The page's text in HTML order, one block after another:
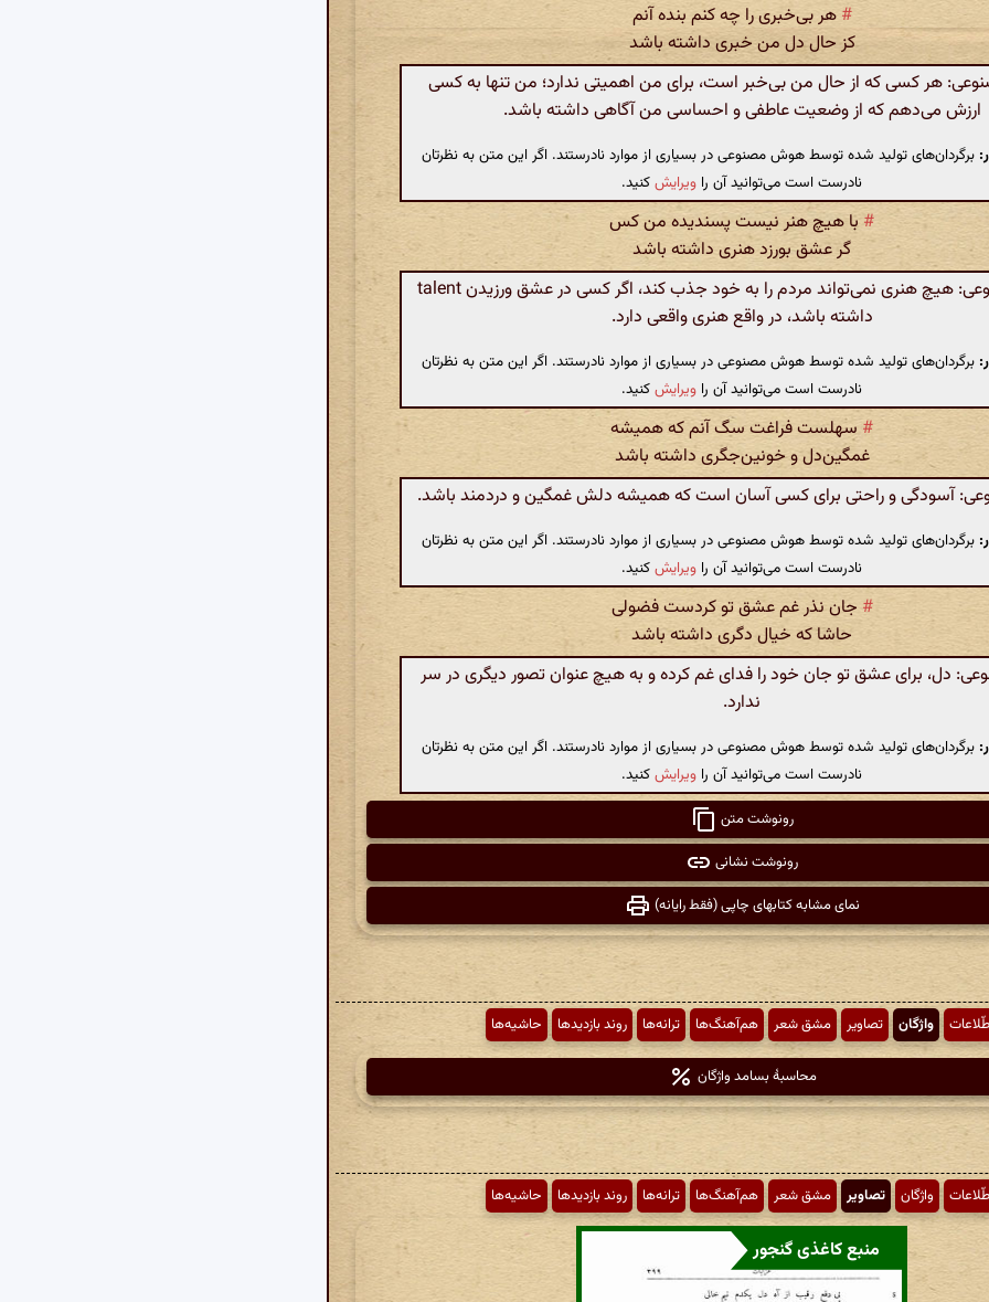
# هر بی‌خبری را چه کنم بنده آنم
کز حال دل من خبری داشته باشد
هر کسی که از حال من بی‌خبر است، برای من اهمیتی ندارد؛ من تنها به کسی
ارزش می‌دهم که از وضعیت عاطفی و احساسی من آگاهی داشته باشد.
برگردان‌های تولید شده توسط هوش مصنوعی در بسیاری از موارد نادرستند. اگر این متن به نظرتان
نادرست است می‌توانید آن را ویرایشکنید.
# با هیچ هنر نیست پسندیده من کس
گر عشق بورزد هنری داشته باشد
هوش مصنوعی: هیچ هنری نمی‌تواند مردم را به خود جذب کند، اگر کسی در عشق ورزیدن talent
داشته باشد، در واقع هنری واقعی دارد.
برگردان‌های تولید شده توسط هوش مصنوعی در بسیاری از موارد نادرستند. اگر این متن به نظرتان
نادرست است می‌توانید آن را ویرایشکنید.
# سهلست فراغت سگ آنم که همیشه
غمگین‌دل و خونین‌جگری داشته باشد
آسودگی و راحتی برای کسی آسان است که همیشه دلش غمگین و دردمند باشد.
برگردان‌های تولید شده توسط هوش مصنوعی در بسیاری از موارد نادرستند. اگر این متن به نظرتان
نادرست است می‌توانید آن را ویرایشکنید.
# جان نذر غم عشق تو کردست فضولی
حاشا که خیال دگری داشته باشد
دل، برای عشق تو جان خود را فدای غم کرده و به هیچ عنوان تصور دیگری در سر
ندارد.
برگردان‌های تولید شده توسط هوش مصنوعی در بسیاری از موارد نادرستند. اگر این متن به نظرتان
نادرست است می‌توانید آن را ویرایشکنید.
رونوشت متن
رونوشت نشانی
نمای مشابه کتابهای چاپی (فقط رایانه)
واژگان تصاویر مشق شعر هم‌آهنگ‌ها ترانه‌ها روند بازدیدها حاشیه‌ها
محاسبهٔ بسامد واژگان
واژگان تصاویر مشق شعر هم‌آهنگ‌ها ترانه‌ها روند بازدیدها حاشیه‌ها
منبع کاغذی گنجور